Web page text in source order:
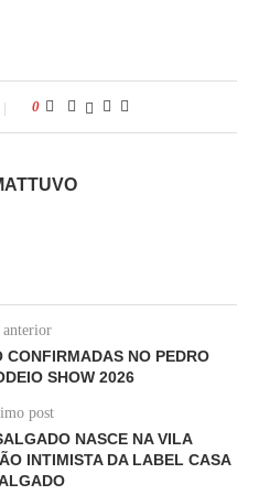
0
anterior
NO PEDRO
SHOW 2026
post
NASCE NA VILA
INTIMISTA DA LABEL CASA